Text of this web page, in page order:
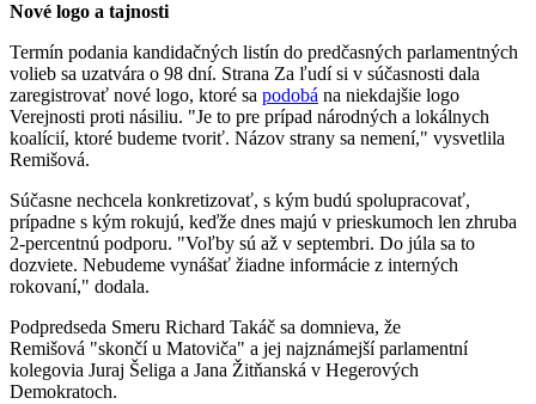
Nové logo a tajnosti
Termín podania kandidačných listín do predčasných parlamentných
volieb sa uzatvára o 98 dní. Strana Za ľudí si v súčasnosti dala
zaregistrovať nové logo, ktoré sa podobá na niekdajšie logo
Verejnosti proti násiliu. "Je to pre prípad národných a lokálnych
koalícií, ktoré budeme tvoriť. Názov strany sa nemení," vysvetlila
Remišová.
Súčasne nechcela konkretizovať, s kým budú spolupracovať,
prípadne s kým rokujú, keďže dnes majú v prieskumoch len zhruba
2-percentnú podporu. "Voľby sú až v septembri. Do júla sa to
dozviete. Nebudeme vynášať žiadne informácie z interných
rokovaní," dodala.
Podpredseda Smeru Richard Takáč sa domnieva, že
Remišová "skončí u Matoviča" a jej najznámejší parlamentní
kolegovia Juraj Šeliga a Jana Žitňanská v Hegerových
Demokratoch.